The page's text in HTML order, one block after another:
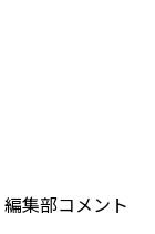
編集部コメント